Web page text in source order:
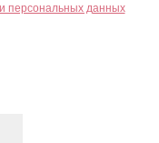
персональных данных